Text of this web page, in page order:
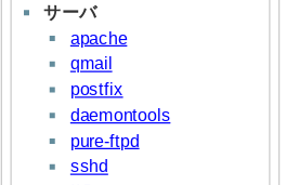
サーバ
apache
qmail
postfix
daemontools
pure-ftpd
sshd